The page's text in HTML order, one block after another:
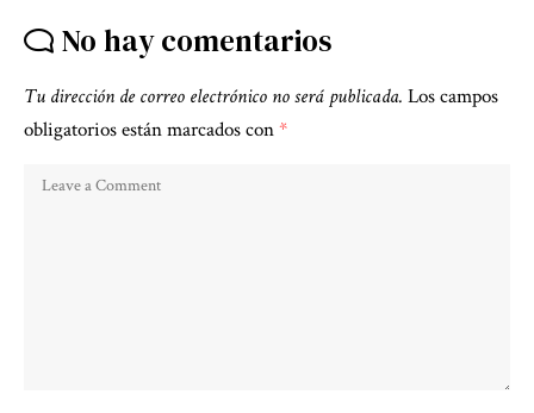
No hay comentarios
Tu dirección de correo electrónico no será publicada. Los campos
obligatorios están marcados con*